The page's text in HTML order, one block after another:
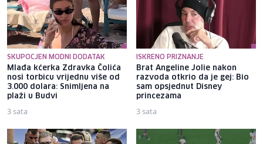
SKUPOCJEN MODNI DODATAK
Mlađa kćerka Zdravka Čolića
nosi torbicu vrijednu više od
3.000 dolara: Snimljena na
plaži u Budvi
3 sata
ISKRENO PRIZNANJE
Brat Angeline Jolie nakon
razvoda otkrio da je gej: Bio
sam opsjednut Disney
princezama
3 sata